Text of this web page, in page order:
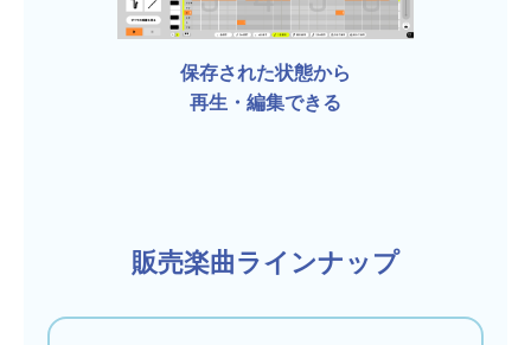
保存された状態から
再生・編集できる
販売楽曲ラインナップ